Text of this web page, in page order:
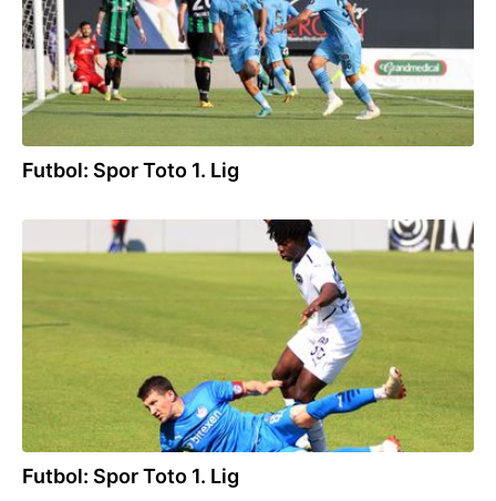
Futbol: Spor Toto 1. Lig
14.05.2022
Futbol: Spor Toto 1. Lig